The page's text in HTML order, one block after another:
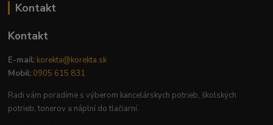
Kontakt
Kontakt
E-mail: korekta@korekta.sk
Mobil: 0905 615 831
Radi vám poradíme s výberom kancelárskych potrieb, školských
potrieb, tonerov a náplní do tlačiarní.